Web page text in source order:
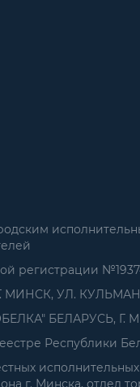
регистрации
МИНСК, УЛ.
БЕЛАРУСЬ,
Республики
г. Минска, отдел